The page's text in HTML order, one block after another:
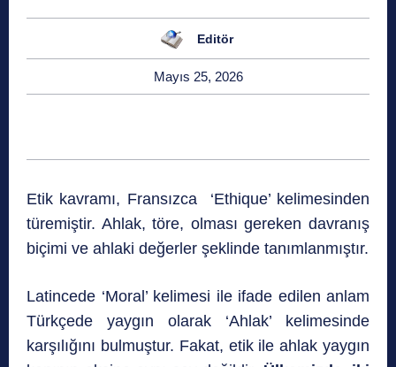
Editör
Mayıs 25, 2026
Etik kavramı, Fransızca ‘Ethique’ kelimesinden
türemiştir. Ahlak, töre, olması gereken davranış
biçimi ve ahlaki değerler şeklinde tanımlanmıştır.
Latincede ‘Moral’ kelimesi ile ifade edilen anlam
Türkçede yaygın olarak ‘Ahlak’ kelimesinde
karşılığını bulmuştur. Fakat, etik ile ahlak yaygın